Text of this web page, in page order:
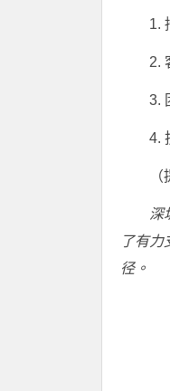
1.
2.
3.
4.
深
了有
径。